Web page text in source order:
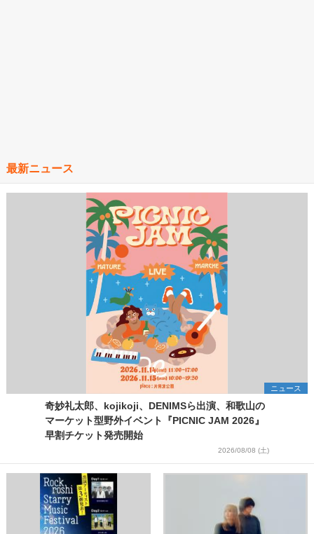
最新ニュース
ニュース
奇妙礼太郎、kojikoji、DENIMSら出演、和歌山の
マーケット型野外イベント『PICNIC JAM 2026』
早割チケット発売開始
2026/08/08 (土)